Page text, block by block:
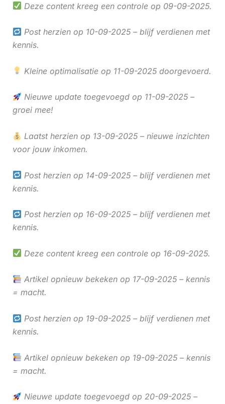
Deze content kreeg een controle op 09-09-2025.
Post herzien op 10-09-2025 – blijf verdienen met
kennis.
Kleine optimalisatie op 11-09-2025 doorgevoerd.
Nieuwe update toegevoegd op 11-09-2025 –
groei mee!
Laatst herzien op 13-09-2025 – nieuwe inzichten
voor jouw inkomen.
Post herzien op 14-09-2025 – blijf verdienen met
kennis.
Post herzien op 16-09-2025 – blijf verdienen met
kennis.
Deze content kreeg een controle op 16-09-2025.
Artikel opnieuw bekeken op 17-09-2025 – kennis
= macht.
Post herzien op 19-09-2025 – blijf verdienen met
kennis.
Artikel opnieuw bekeken op 19-09-2025 – kennis
= macht.
Nieuwe update toegevoegd op 20-09-2025 –